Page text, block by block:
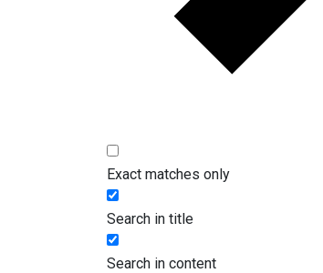
Exact matches only
Search in title
Search in content